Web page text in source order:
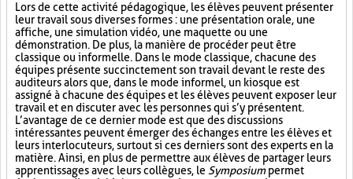
Lors de cette activité pédagogique, les élèves peuvent présenter
leur travail sous diverses formes : une présentation orale, une
affiche, une simulation vidéo, une maquette ou une
démonstration. De plus, la manière de procéder peut être
classique ou informelle. Dans le mode classique, chacune des
équipes présente succinctement son travail devant le reste des
auditeurs alors que, dans le mode informel, un kiosque est
assigné à chacune des équipes et les élèves peuvent exposer leur
travail et en discuter avec les personnes qui s’y présentent.
L’avantage de ce dernier mode est que des discussions
intéressantes peuvent émerger des échanges entre les élèves et
leurs interlocuteurs, surtout si ces derniers sont des experts en la
matière. Ainsi, en plus de permettre aux élèves de partager leurs
apprentissages avec leurs collègues, le Symposiumpermet